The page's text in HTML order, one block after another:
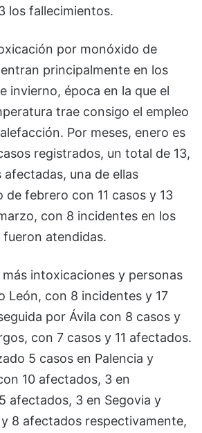
los fallecimientos.
por monóxido de
principalmente en los
invierno, época en la que el
trae consigo el empleo
Por meses, enero es
registrados, un total de 13,
una de ellas
de febrero con 11 casos y 13
con 8 incidentes en los
atendidas.
intoxicaciones y personas
León, con 8 incidentes y 17
por Ávila con 8 casos y
con 7 casos y 11 afectados.
5 casos en Palencia y
10 afectados, 3 en
afectados, 3 en Segovia y
8 afectados respectivamente,